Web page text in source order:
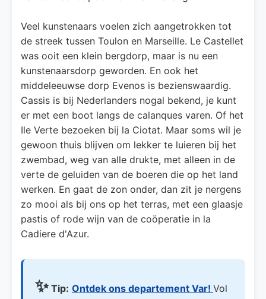
Veel kunstenaars voelen zich aangetrokken tot
de streek tussen Toulon en Marseille. Le Castellet
was ooit een klein bergdorp, maar is nu een
kunstenaarsdorp geworden. En ook het
middeleeuwse dorp Evenos is bezienswaardig.
Cassis is bij Nederlanders nogal bekend, je kunt
er met een boot langs de calanques varen. Of het
Ile Verte bezoeken bij la Ciotat. Maar soms wil je
gewoon thuis blijven om lekker te luieren bij het
zwembad, weg van alle drukte, met alleen in de
verte de geluiden van de boeren die op het land
werken. En gaat de zon onder, dan zit je nergens
zo mooi als bij ons op het terras, met een glaasje
pastis of rode wijn van de coöperatie in la
Cadiere d'Azur.
✨Tip: Ontdek ons departement Var! Vol